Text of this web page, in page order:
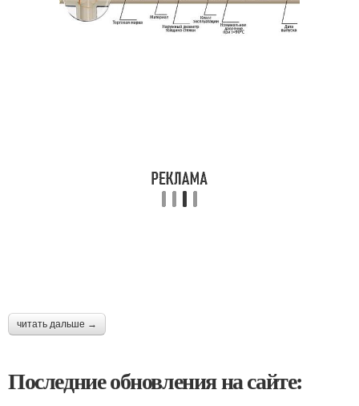
читать дальше →
Последние обновления на сайте: